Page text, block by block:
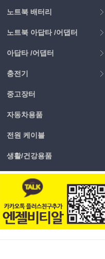
노트북 배터리
노트북 아답타 /어댑터
아답타 /어댑터
충전기
중고장터
자동차용품
전원 케이블
생활/건강용품